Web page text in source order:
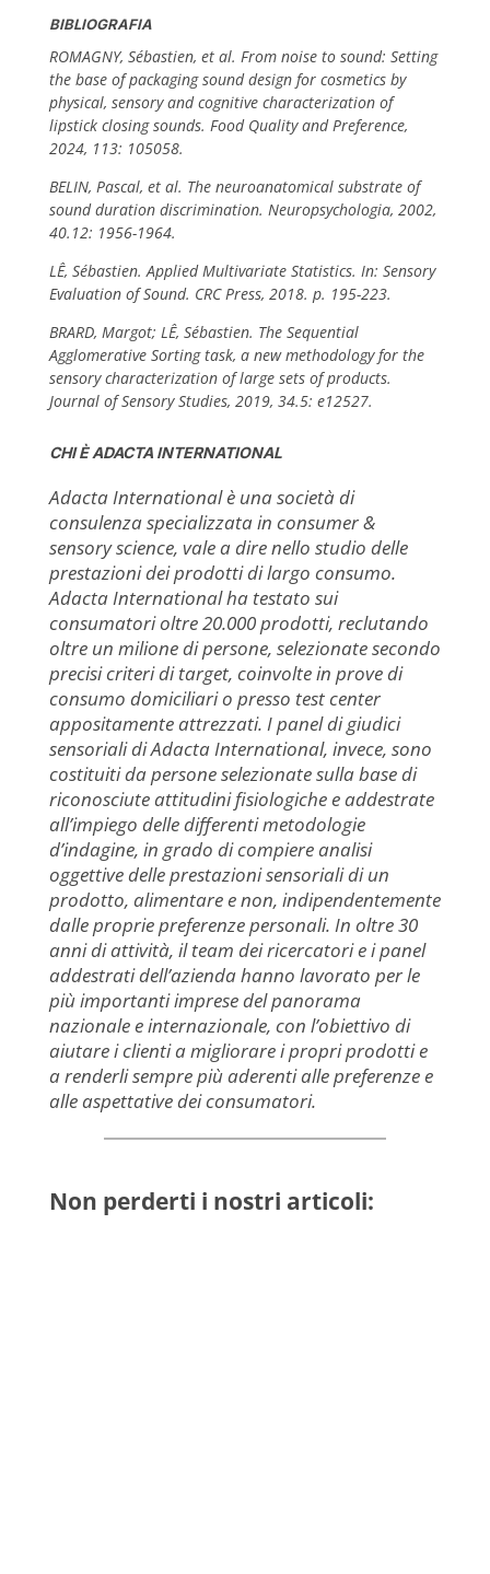
BIBLIOGRAFIA
ROMAGNY, Sébastien, et al. From noise to sound: Setting
the base of packaging sound design for cosmetics by
physical, sensory and cognitive characterization of
lipstick closing sounds. Food Quality and Preference,
2024, 113: 105058.
BELIN, Pascal, et al. The neuroanatomical substrate of
sound duration discrimination. Neuropsychologia, 2002,
40.12: 1956-1964.
LÊ, Sébastien. Applied Multivariate Statistics. In: Sensory
Evaluation of Sound. CRC Press, 2018. p. 195-223.
BRARD, Margot; LÊ, Sébastien. The Sequential
Agglomerative Sorting task, a new methodology for the
sensory characterization of large sets of products.
Journal of Sensory Studies, 2019, 34.5: e12527.
CHI È ADACTA INTERNATIONAL
Adacta International è una società di
consulenza specializzata in consumer &
sensory science, vale a dire nello studio delle
prestazioni dei prodotti di largo consumo.
Adacta International ha testato sui
consumatori oltre 20.000 prodotti, reclutando
oltre un milione di persone, selezionate secondo
precisi criteri di target, coinvolte in prove di
consumo domiciliari o presso test center
appositamente attrezzati. I panel di giudici
sensoriali di Adacta International, invece, sono
costituiti da persone selezionate sulla base di
riconosciute attitudini fisiologiche e addestrate
all’impiego delle differenti metodologie
d’indagine, in grado di compiere analisi
oggettive delle prestazioni sensoriali di un
prodotto, alimentare e non, indipendentemente
dalle proprie preferenze personali. In oltre 30
anni di attività, il team dei ricercatori e i panel
addestrati dell’azienda hanno lavorato per le
più importanti imprese del panorama
nazionale e internazionale, con l’obiettivo di
aiutare i clienti a migliorare i propri prodotti e
a renderli sempre più aderenti alle preferenze e
alle aspettative dei consumatori.
Non perderti i nostri articoli: